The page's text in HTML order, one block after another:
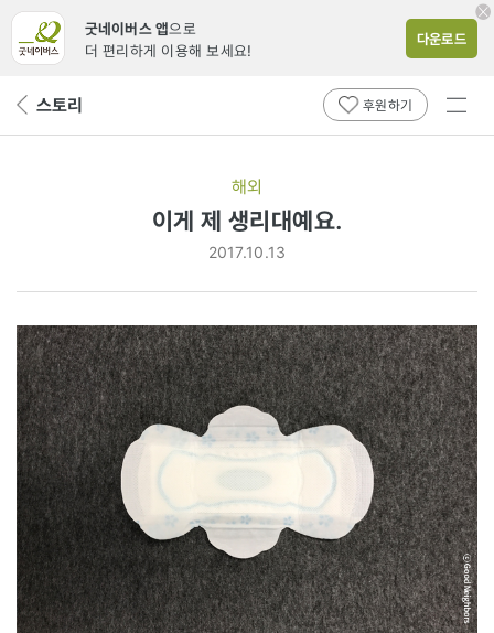
굿네이버스 앱으로
더 편리하게 이용해 보세요!
다운로드
뒤 스토리 후원하기
전체
해외
이게 제 생리대예요.
2017.10.13